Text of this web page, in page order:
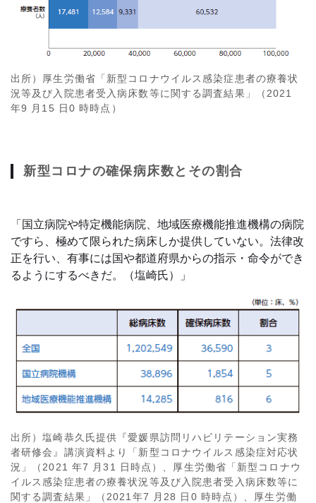
出所）厚生労働省「新型コロナウイルス感染症患者の療養状
況等及び入院患者受入病床数等に関する調査結果」（2021
年9 月15 日0 時時点）
新型コロナの確保病床数とその割合
「国立病院や特定機能病院、地域医療機能推進機構の病院
ですら、極めて限られた病床しか提供していない。法律改
正を行い、有事には国や都道府県からの指示・命令ができ
るようにするべきだ。（塩崎氏）」
出所）塩崎恭久氏提供『愛媛県訪問リハビリテーション実務
者研修会』講演資料より「新型コロナウイルス感染症対応状
況」（2021 年7 月31 日時点）、厚生労働省「新型コロナウ
イルス感染症患者の療養状況等及び入院患者受入病床数等に
関する調査結果」（2021年7 月28 日0 時時点）、厚生労働